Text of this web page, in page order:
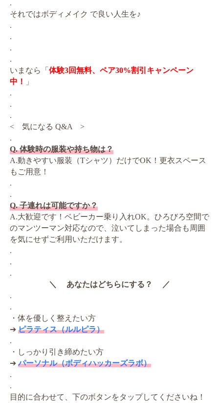
.
それではボディメイク で良い人生を♪
.
.
.
.
いまなら「 体験3回無料、ペア30%割引キャンペーン
中！
」
.
.
.
< 気になる Q&A >
.
Q. 体験時の服装や持ち物は？
A.動きやすい服装（Tシャツ）だけでOK！更衣スペース
もご用意！
.
.
Q. 子連れは可能ですか？
A.大歓迎です！ベビーカー乗り入れOK。ひろびろ空間で
のマンツーマン対応なので、泣いてしまった場合も周囲
を気にせずご利用いただけます。
.
.
.
＼ あなたはどちらにする？ ／
.
.
・体を優しく整えたい方
➔ ピラティス（ルルピラ）
.
・しっかり引き締めたい方
➔パーソナル（ボディハッカーズラボ）
.
.
目的に合わせて、下のボタンをタップしてくださいね！